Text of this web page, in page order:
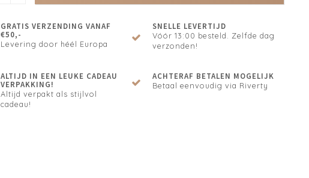
GRATIS VERZENDING VANAF
€50,-
Levering door héél Europa
SNELLE LEVERTIJD
Vóór 13:00 besteld. Zelfde dag
verzonden!
ALTIJD IN EEN LEUKE CADEAU
VERPAKKING!
Altijd verpakt als stijlvol
cadeau!
ACHTERAF BETALEN MOGELIJK
Betaal eenvoudig via Riverty